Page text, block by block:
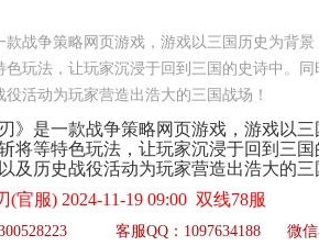
款战争策略网页游戏，游戏以三国历史为背
色玩法，让玩家沉浸于回到三国的史诗中。
役活动为玩家营造出浩大的三国战场！
》是一款战争策略网页游戏，游戏以
将等特色玩法，让玩家沉浸于回到三
及历史战役活动为玩家营造出浩大的三
(官服) 2024-11-19 09:00 双线78服
300528223 客服QQ：1097634188 微信